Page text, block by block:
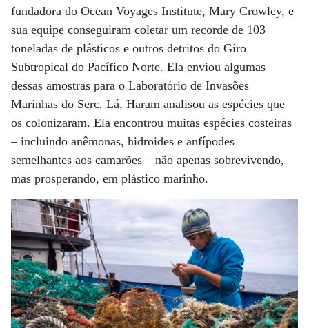
fundadora do Ocean Voyages Institute, Mary Crowley, e
sua equipe conseguiram coletar um recorde de 103
toneladas de plásticos e outros detritos do Giro
Subtropical do Pacífico Norte. Ela enviou algumas
dessas amostras para o Laboratório de Invasões
Marinhas do Serc. Lá, Haram analisou as espécies que
os colonizaram. Ela encontrou muitas espécies costeiras
– incluindo anêmonas, hidroides e anfípodes
semelhantes aos camarões – não apenas sobrevivendo,
mas prosperando, em plástico marinho.